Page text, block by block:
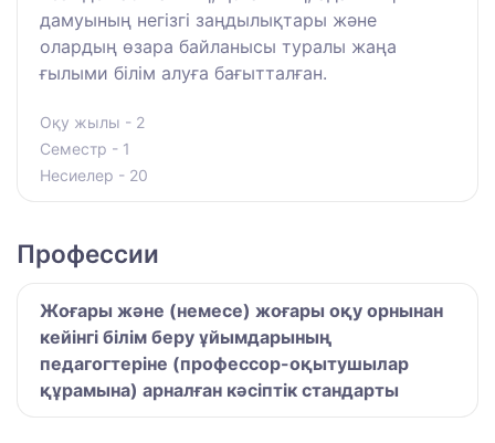
дамуының негізгі заңдылықтары және
олардың өзара байланысы туралы жаңа
ғылыми білім алуға бағытталған.
Оқу жылы - 2
Семестр - 1
Несиелер - 20
Профессии
Жоғары және (немесе) жоғары оқу орнынан
кейінгі білім беру ұйымдарының
педагогтеріне (профессор-оқытушылар
құрамына) арналған кәсіптік стандарты